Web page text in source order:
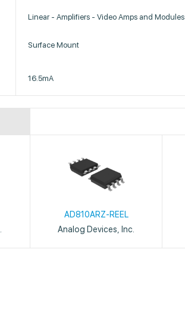
Linear - Amplifiers - Video Amps and Modules
Surface Mount
16.5mA
AD810ARZ-REEL
Analog Devices, Inc.